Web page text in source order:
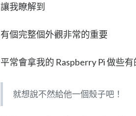
讓我瞭解到
有個完整個外觀非常的重要
平常會拿我的 Raspberry Pi 做些
就想說不然給他一個殼子吧！